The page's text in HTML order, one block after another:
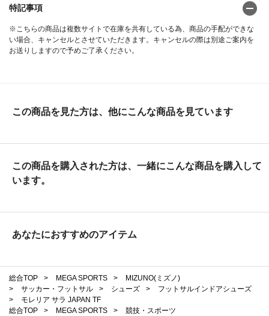
特記事項
※こちらの商品は複数サイトで在庫を共有している為、商品の手配ができな
い場合、キャンセルとさせていただきます。キャンセルの際は別途ご案内を
お送りしますので予めご了承ください。
この商品を見た方は、他にこんな商品を見ています
この商品を購入された方は、一緒にこんな商品を購入して
います。
あなたにおすすめのアイテム
総合TOP > MEGA SPORTS >
MIZUNO(ミズノ)
>
サッカー・フットサル > シューズ >
フットサルインドアシューズ
>
モレリア サラ JAPAN TF
総合TOP
> MEGA SPORTS >
競技・スポーツ